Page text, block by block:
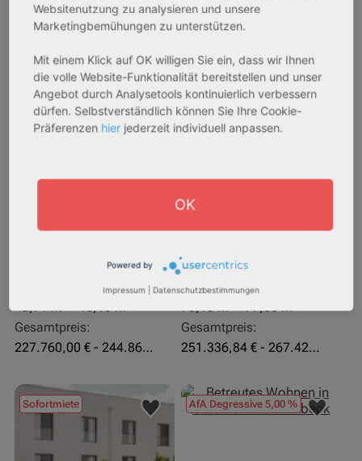
27711 Osterholz-Scharmbeck
3,60 %
Pflegeapartment
Gesamtpreis:
227.760,00 € - 244.860,00 €
32469 Petershagen
Assetklasse:
Bestandsobjekt
Gesamtfläche:
Gesamtpreis:
251.336,84 € - 267.420,00 €
Sofortmiete AfA Degressive 5,00 %
Websitenutzung zu analysieren und unsere
Marketingbemühungen zu unterstützen.
Mit einem Klick auf OK willigen Sie ein, dass wir Ihnen
die volle Website-Funktionalität bereitstellen und unser
Angebot durch Analysetools kontinuierlich verbessern
dürfen. Selbstverständlich können Sie Ihre Cookie-
Präferenzen hier jederzeit individuell anpassen.
OK
Powered by
Impressum Datenschutzbestimmungen